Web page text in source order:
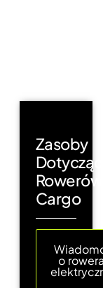
Zasoby
Rowerów
Cargo
o